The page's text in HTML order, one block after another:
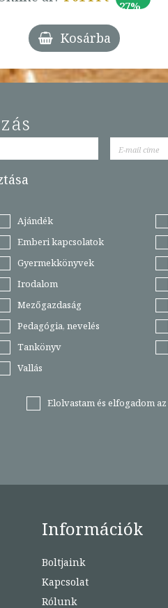
27%
Kosárba
Ajándék
Emberi kapcsolatok
Gyermekkönyvek
Irodalom
Mezőgazdaság
Pedagógia, nevelés
Tankönyv
Vallás
Elolvastam és elfogadom az
Információk
Boltjaink
Kapcsolat
Rólunk